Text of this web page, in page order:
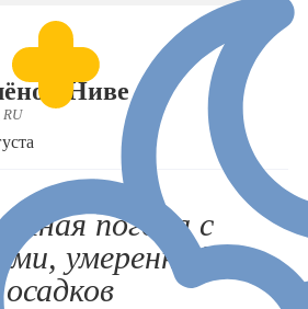
Ниве
RU
погода с
умеренный